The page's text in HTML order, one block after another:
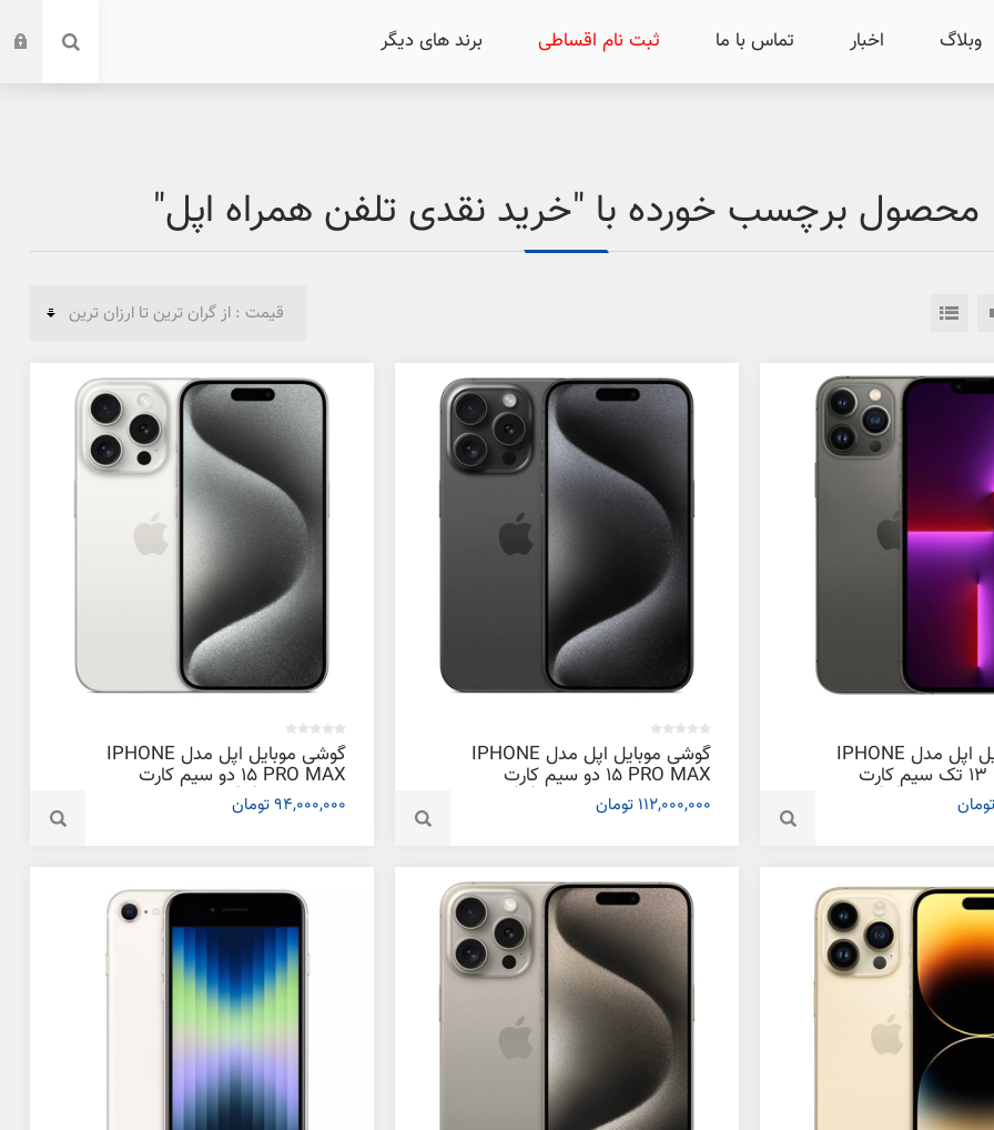
وبلاگ اخبار تماس با ما ثبت نام اقساطی برند های دیگر
محصول برچسب خورده با "خرید نقدی تلفن همراه اپل"
گوشی موبایل اپل مدل IPHONE
13 PRO MAX تک سیم‌ کارت
گوشی موبایل اپل مدل IPHONE
15 PRO MAX دو سیم‌ کارت
ظرفیت 1 ترابایت و رم 6 گیگابایت
112,000,000 تومان
گوشی موبایل اپل مدل IPHONE
15 PRO MAX دو سیم‌ کارت
گیگابایت
94,000,000 تومان